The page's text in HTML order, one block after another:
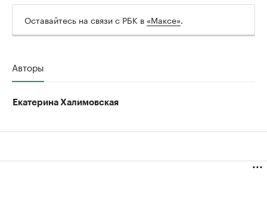
Оставайтесь на связи с РБК в «Максе».
Авторы
Екатерина Халимовская